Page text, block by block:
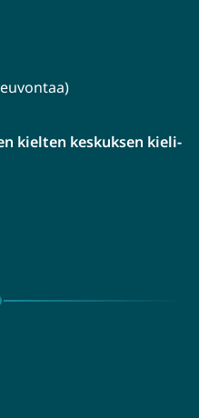
kielten keskuksen kieli-